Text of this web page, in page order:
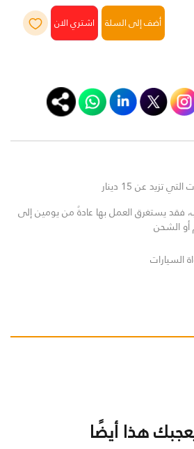
أضف إلى السلة
تزيد عن 15 دينار
فقد يستغرق العمل بها عادةً من يومين إلى
أو الشحن
السيارات
هذا أيضًا